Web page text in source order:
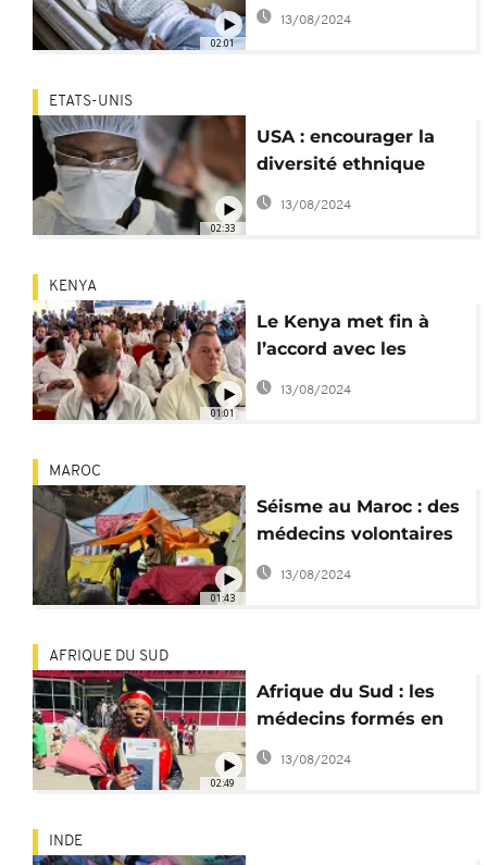
02:01
donne naissance à des
jumeaux
13/08/2024
02:33
ETATS-UNIS
USA : encourager la
diversité ethnique
chez les chirurgiens
spécialisés en
13/08/2024
01:01
KENYA
Le Kenya met fin à
l’accord avec les
médecins cubains
13/08/2024
01:43
MAROC
Séisme au Maroc : des
médecins volontaires
installés à Ineghede
13/08/2024
02:49
AFRIQUE DU SUD
Afrique du Sud : les
médecins formés en
Russie sans emploi
13/08/2024
INDE